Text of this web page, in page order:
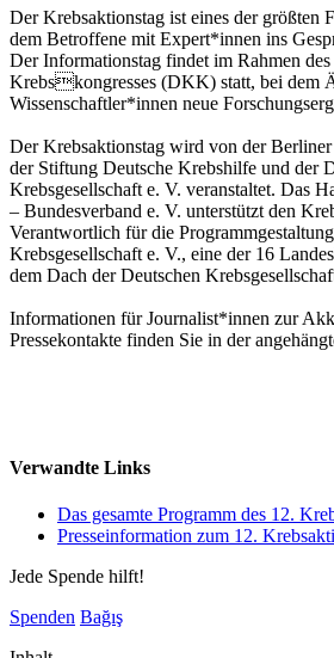
Der Krebsaktionstag ist eines der größten
dem Betroffene mit Expert*innen ins
Der Informationstag findet im Rahmen
Krebskongresses (DKK) statt, bei dem
Wissenschaftler*innen neue
Der Krebsaktionstag wird von der
der Stiftung Deutsche Krebshilfe und der
Krebsgesellschaft e. V. veranstaltet. Das
– Bundesverband e. V. unterstützt den
Verantwortlich für die
Krebsgesellschaft e. V., eine der 16
dem Dach der Deutschen
Informationen für Journalist*innen zur
Pressekontakte finden Sie in der
Verwandte Links
Das gesamte Programm des 12.
Presseinformation zum 12.
Jede Spende hilft!
Spenden Bağış